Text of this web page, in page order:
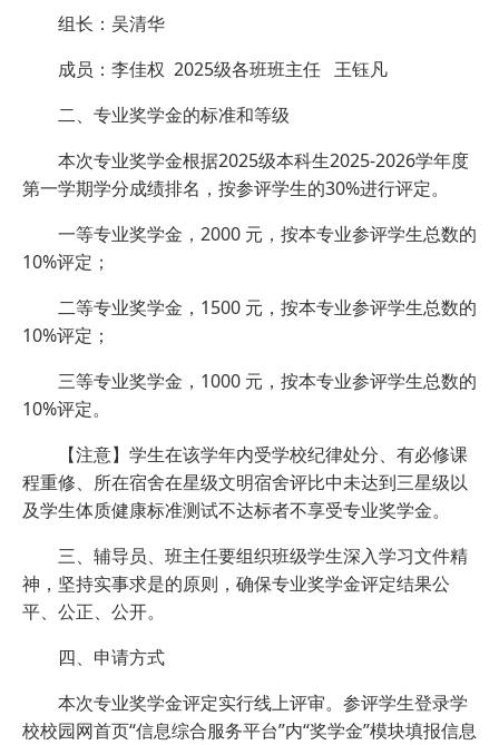
组长：吴清华
成员：李佳权 2025级各班班主任 王钰凡
二、专业奖学金的标准和等级
本次专业奖学金根据2025级本科生2025-2026学年度
第一学期学分成绩排名，按参评学生的30%进行评定。
一等专业奖学金，2000 元，按本专业参评学生总数的
10%评定；
二等专业奖学金，1500 元，按本专业参评学生总数的
10%评定；
三等专业奖学金，1000 元，按本专业参评学生总数的
10%评定。
【注意】学生在该学年内受学校纪律处分、有必修课
程重修、所在宿舍在星级文明宿舍评比中未达到三星级以
及学生体质健康标准测试不达标者不享受专业奖学金。
三、辅导员、班主任要组织班级学生深入学习文件精
神，坚持实事求是的原则，确保专业奖学金评定结果公
平、公正、公开。
四、申请方式
本次专业奖学金评定实行线上评审。参评学生登录学
校校园网首页“信息综合服务平台”内“奖学金”模块填报信息